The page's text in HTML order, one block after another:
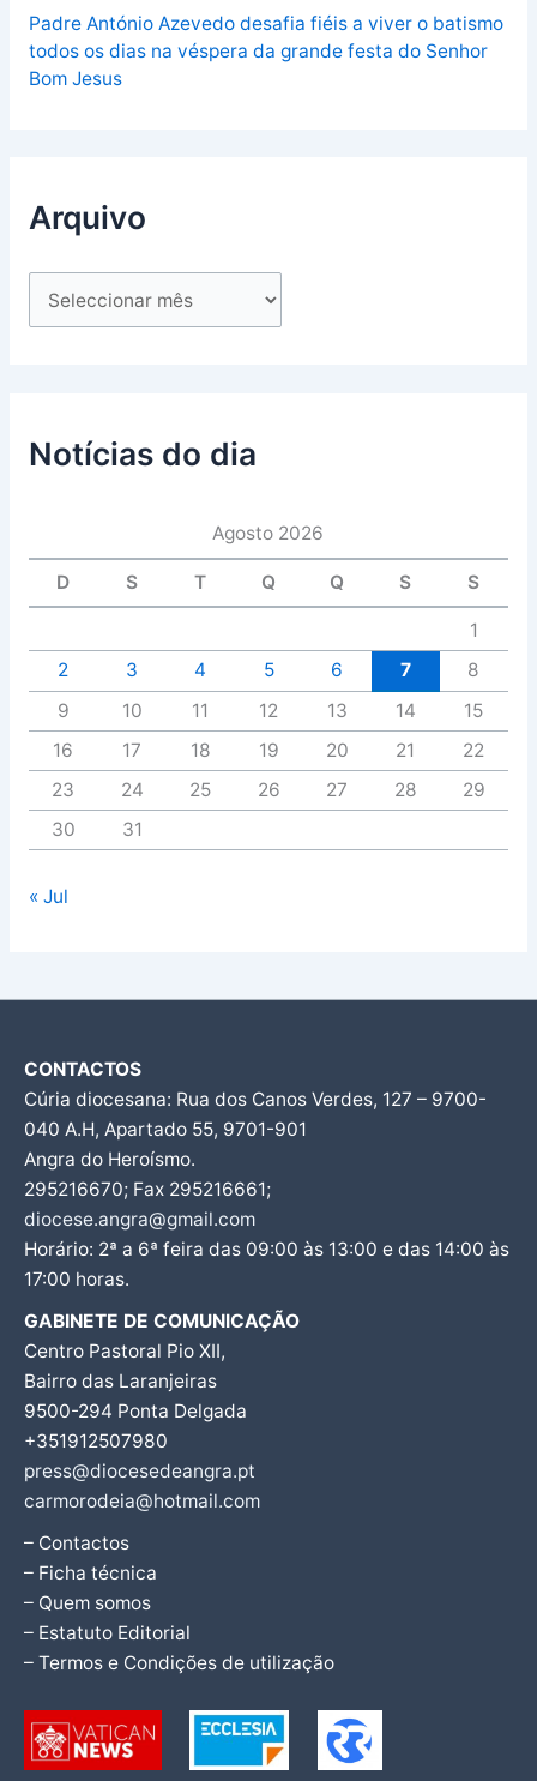
Padre António Azevedo desafia fiéis a viver o batismo
todos os dias na véspera da grande festa do Senhor
Bom Jesus
Arquivo
Notícias do dia
Agosto 2026
D S T Q Q S S
1
2
3 4 5 6 7
8
9
10 11 12 13 14
15
16
17 18 19 20 21
22
23
24 25 26 27 28
29
30
31
« Jul
CONTACTOS
Cúria diocesana: Rua dos Canos Verdes, 127 – 9700-
040 A.H, Apartado 55, 9701-901
Angra do Heroísmo.
295216670; Fax 295216661;
diocese.angra@gmail.com
Horário: 2ª a 6ª feira das 09:00 às 13:00 e das 14:00 às
17:00 horas.
GABINETE DE COMUNICAÇÃO
Centro Pastoral Pio XII,
Bairro das Laranjeiras
9500-294 Ponta Delgada
+351912507980
press@diocesedeangra.pt
carmorodeia@hotmail.com
– Contactos
– Ficha técnica
– Quem somos
– Estatuto Editorial
– Termos e Condições de utilização